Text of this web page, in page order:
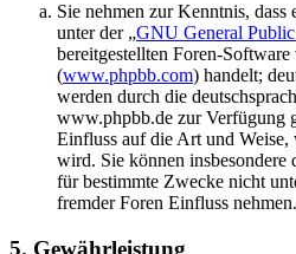
Sie nehmen zur Kenntnis,
unter der „GNU General
bereitgestellten Foren-
(www.phpbb.com) handelt;
werden durch die
www.phpbb.de zur Verfügung
Einfluss auf die Art und
wird. Sie können
für bestimmte Zwecke nicht
fremder Foren Einfluss nehmen.
5. Gewährleistung